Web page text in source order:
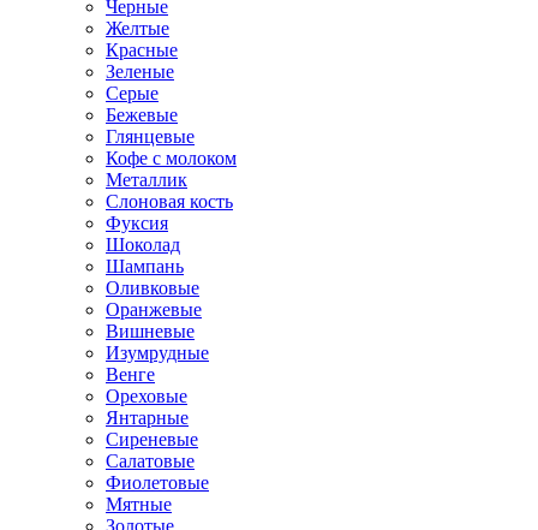
Черные
Желтые
Красные
Зеленые
Серые
Бежевые
Глянцевые
Кофе с молоком
Металлик
Слоновая кость
Фуксия
Шоколад
Шампань
Оливковые
Оранжевые
Вишневые
Изумрудные
Венге
Ореховые
Янтарные
Сиреневые
Салатовые
Фиолетовые
Мятные
Золотые